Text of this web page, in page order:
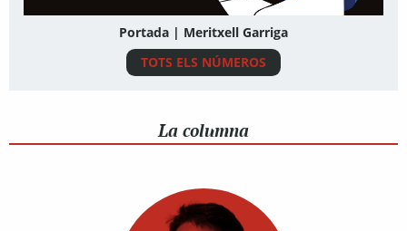
Portada | Meritxell Garriga
TOTS ELS NÚMEROS
La columna